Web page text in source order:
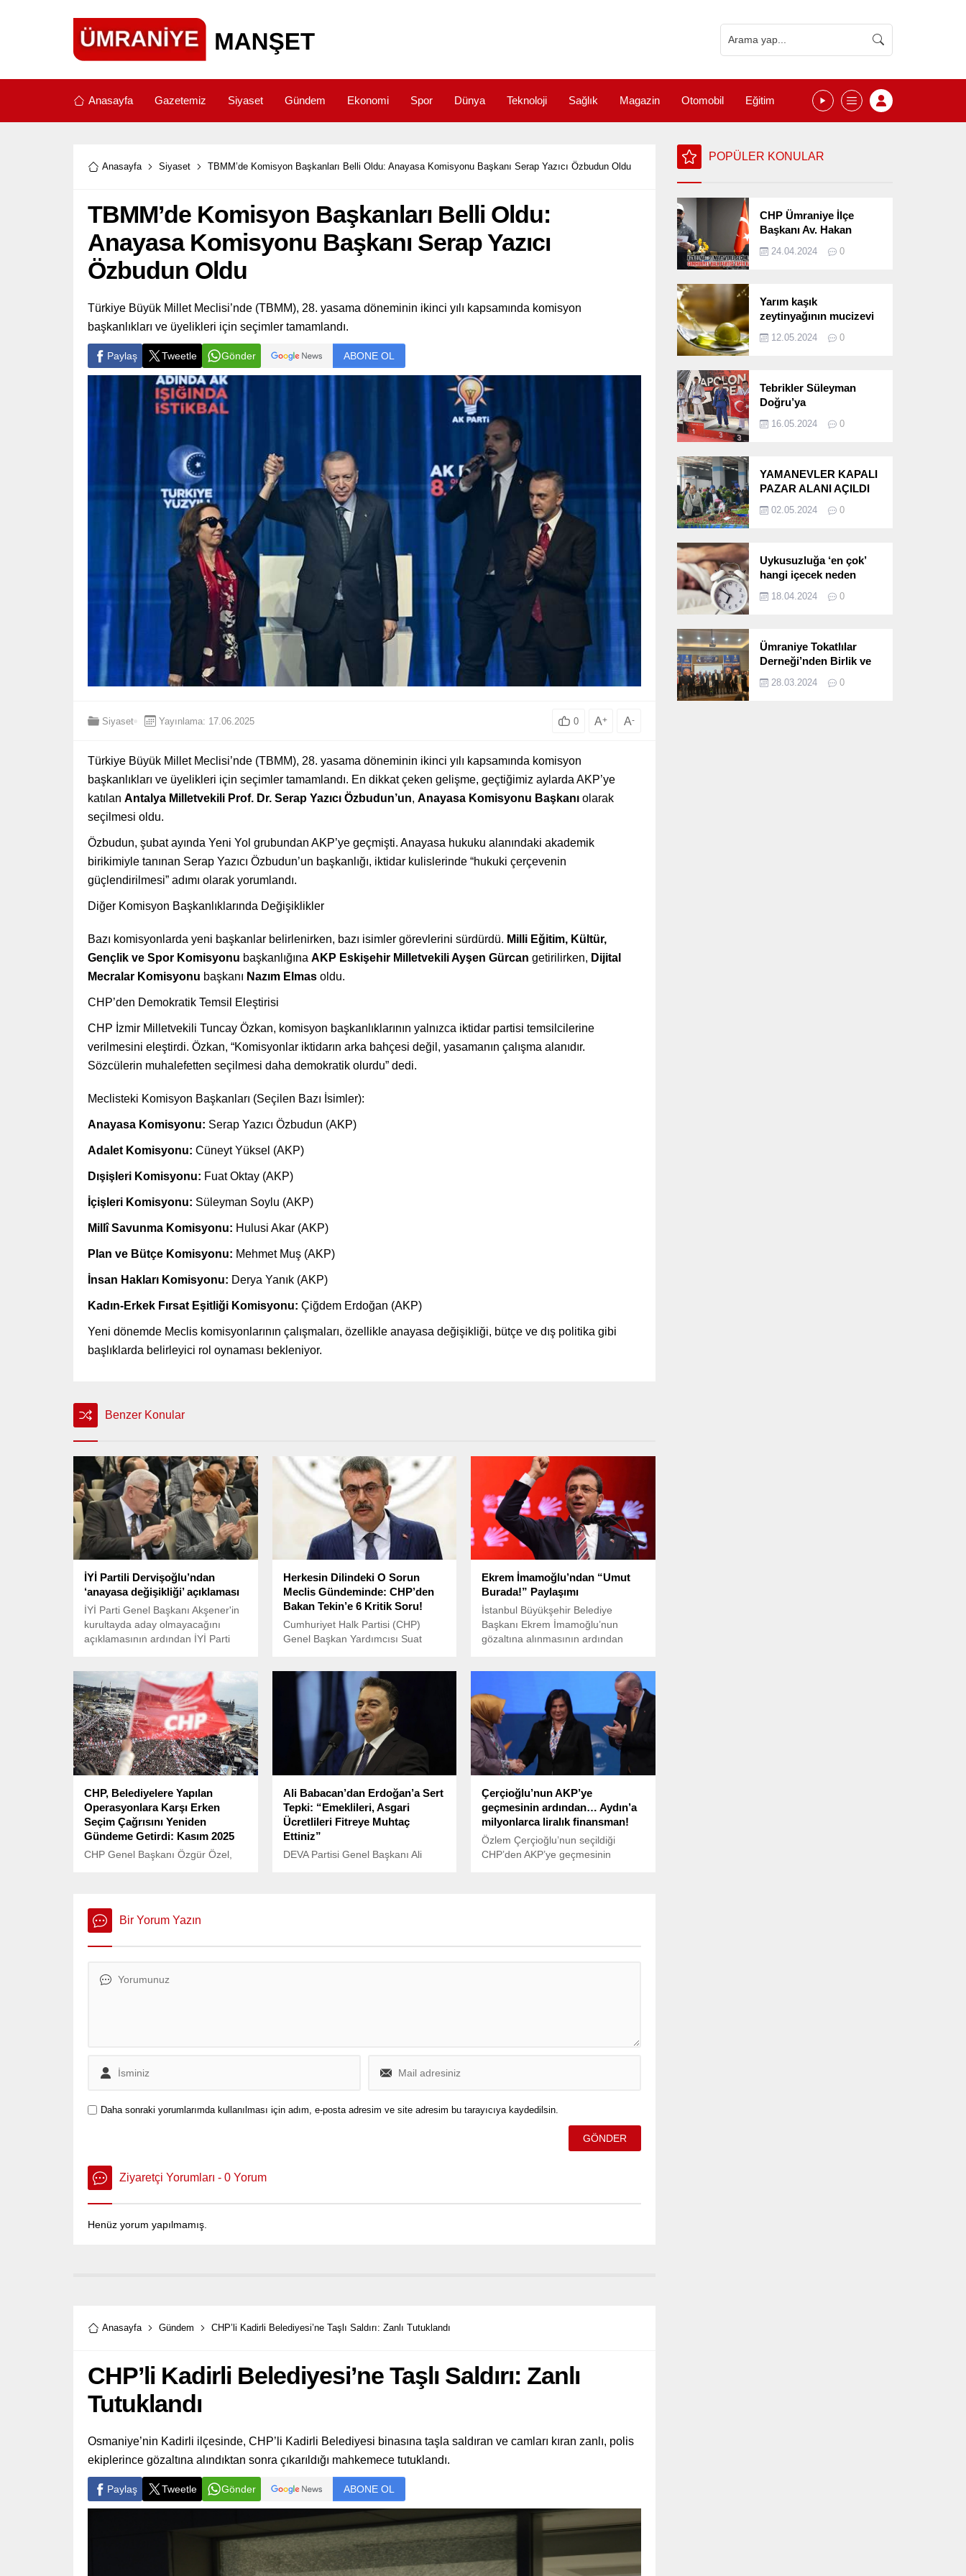
Anasayfa Gazetemiz Siyaset Gündem Ekonomi Spor Dünya Teknoloji Sağlık Magazin Otomobil Eğitim
Anasayfa Siyaset TBMM’de Komisyon Başkanları Belli Oldu: Anayasa Komisyonu Başkanı Serap Yazıcı Özbudun Oldu
TBMM’de Komisyon Başkanları Belli Oldu:
Anayasa Komisyonu Başkanı Serap Yazıcı
Özbudun Oldu
Türkiye Büyük Millet Meclisi’nde (TBMM), 28. yasama döneminin ikinci yılı kapsamında komisyon
başkanlıkları ve üyelikleri için seçimler tamamlandı.
Paylaş Tweetle Gönder ABONE OL
Siyaset Yayınlama: 17.06.2025 0 A+ A-
Türkiye Büyük Millet Meclisi’nde (TBMM), 28. yasama döneminin ikinci yılı kapsamında komisyon
başkanlıkları ve üyelikleri için seçimler tamamlandı. En dikkat çeken gelişme, geçtiğimiz aylarda AKP’ye
katılan Antalya Milletvekili Prof. Dr. Serap Yazıcı Özbudun’un, Anayasa Komisyonu Başkanı olarak
seçilmesi oldu.
Özbudun, şubat ayında Yeni Yol grubundan AKP’ye geçmişti. Anayasa hukuku alanındaki akademik
birikimiyle tanınan Serap Yazıcı Özbudun’un başkanlığı, iktidar kulislerinde “hukuki çerçevenin
güçlendirilmesi” adımı olarak yorumlandı.
Diğer Komisyon Başkanlıklarında Değişiklikler
Bazı komisyonlarda yeni başkanlar belirlenirken, bazı isimler görevlerini sürdürdü. Milli Eğitim, Kültür,
Gençlik ve Spor Komisyonu başkanlığına AKP Eskişehir Milletvekili Ayşen Gürcan getirilirken, Dijital
Mecralar Komisyonu başkanı Nazım Elmas oldu.
CHP’den Demokratik Temsil Eleştirisi
CHP İzmir Milletvekili Tuncay Özkan, komisyon başkanlıklarının yalnızca iktidar partisi temsilcilerine
verilmesini eleştirdi. Özkan, “Komisyonlar iktidarın arka bahçesi değil, yasamanın çalışma alanıdır.
Sözcülerin muhalefetten seçilmesi daha demokratik olurdu” dedi.
Meclisteki Komisyon Başkanları (Seçilen Bazı İsimler):
Anayasa Komisyonu: Serap Yazıcı Özbudun (AKP)
Adalet Komisyonu: Cüneyt Yüksel (AKP)
Dışişleri Komisyonu: Fuat Oktay (AKP)
İçişleri Komisyonu: Süleyman Soylu (AKP)
Millî Savunma Komisyonu: Hulusi Akar (AKP)
Plan ve Bütçe Komisyonu: Mehmet Muş (AKP)
İnsan Hakları Komisyonu: Derya Yanık (AKP)
Kadın-Erkek Fırsat Eşitliği Komisyonu: Çiğdem Erdoğan (AKP)
Yeni dönemde Meclis komisyonlarının çalışmaları, özellikle anayasa değişikliği, bütçe ve dış politika gibi
başlıklarda belirleyici rol oynaması bekleniyor.
Benzer Konular
İYİ Partili Dervişoğlu’ndan
‘anayasa değişikliği’ açıklaması
İYİ Parti Genel Başkanı Akşener'in
kurultayda aday olmayacağını
açıklamasının ardından İYİ Parti
Parti'nin gündeme getirdiği
Anayasa değişikliğine olur
vermeyeceklerini ifade etti.
Herkesin Dilindeki O Sorun
Meclis Gündeminde: CHP’den
Bakan Tekin’e 6 Kritik Soru!
Cumhuriyet Halk Partisi (CHP)
Genel Başkan Yardımcısı Suat
Türkiye Büyük Millet Meclisi’ne
(TBMM) yazılı soru önergesi verdi.
Ekrem İmamoğlu’ndan “Umut
Burada!” Paylaşımı
İstanbul Büyükşehir Belediye
Başkanı Ekrem İmamoğlu’nun
gözaltına alınmasının ardından
CHP, Belediyelere Yapılan
Operasyonlara Karşı Erken
Seçim Çağrısını Yeniden
Gündeme Getirdi: Kasım 2025
CHP Genel Başkanı Özgür Özel,
çağrısını yeniden gündeme getirdi.
Ali Babacan’dan Erdoğan’a Sert
Tepki: “Emeklileri, Asgari
Ücretlileri Fitreye Muhtaç
Ettiniz”
DEVA Partisi Genel Başkanı Ali
Çerçioğlu’nun AKP’ye
geçmesinin ardından… Aydın’a
milyonlarca liralık finansman!
Özlem Çerçioğlu’nun seçildiği
CHP’den AKP’ye geçmesinin
Bir Yorum Yazın
Daha sonraki yorumlarımda kullanılması için adım, e-posta adresim ve site adresim bu tarayıcıya kaydedilsin.
Ziyaretçi Yorumları - 0 Yorum
Henüz yorum yapılmamış.
Anasayfa Gündem CHP’li Kadirli Belediyesi’ne Taşlı Saldırı: Zanlı Tutuklandı
CHP’li Kadirli Belediyesi’ne Taşlı Saldırı: Zanlı
Tutuklandı
Osmaniye’nin Kadirli ilçesinde, CHP’li Kadirli Belediyesi binasına taşla saldıran ve camları kıran zanlı, polis
ekiplerince gözaltına alındıktan sonra çıkarıldığı mahkemece tutuklandı.
Paylaş Tweetle Gönder ABONE OL
POPÜLER KONULAR
CHP Ümraniye İlçe
Başkanı Av. Hakan
Seçimlerini
24.04.2024 0
Yarım kaşık
zeytinyağının mucizevi
12.05.2024 0
Tebrikler Süleyman
Doğru’ya
16.05.2024 0
YAMANEVLER KAPALI
PAZAR ALANI AÇILDI
02.05.2024 0
Uykusuzluğa ‘en çok’
hangi içecek neden
18.04.2024 0
Ümraniye Tokatlılar
Derneği’nden Birlik ve
Programı
28.03.2024 0